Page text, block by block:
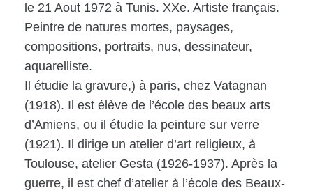
le 21 Aout 1972 à Tunis. XXe. Artiste français.
Peintre de natures mortes, paysages,
compositions, portraits, nus, dessinateur,
aquarelliste.
Il étudie la gravure,) à paris, chez Vatagnan
(1918). Il est élève de l’école des beaux arts
d’Amiens, ou il étudie la peinture sur verre
(1921). Il dirige un atelier d’art religieux, à
Toulouse, atelier Gesta (1926-1937). Après la
guerre, il est chef d’atelier à l’école des Beaux-